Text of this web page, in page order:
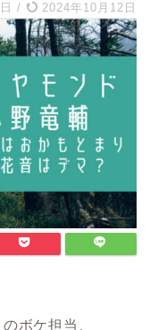
/ 2024年10月12日
ボケ担当、